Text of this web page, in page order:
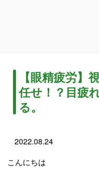
【眼精疲労
任せ！？目疲
る。
2022.08.24
こんにちは